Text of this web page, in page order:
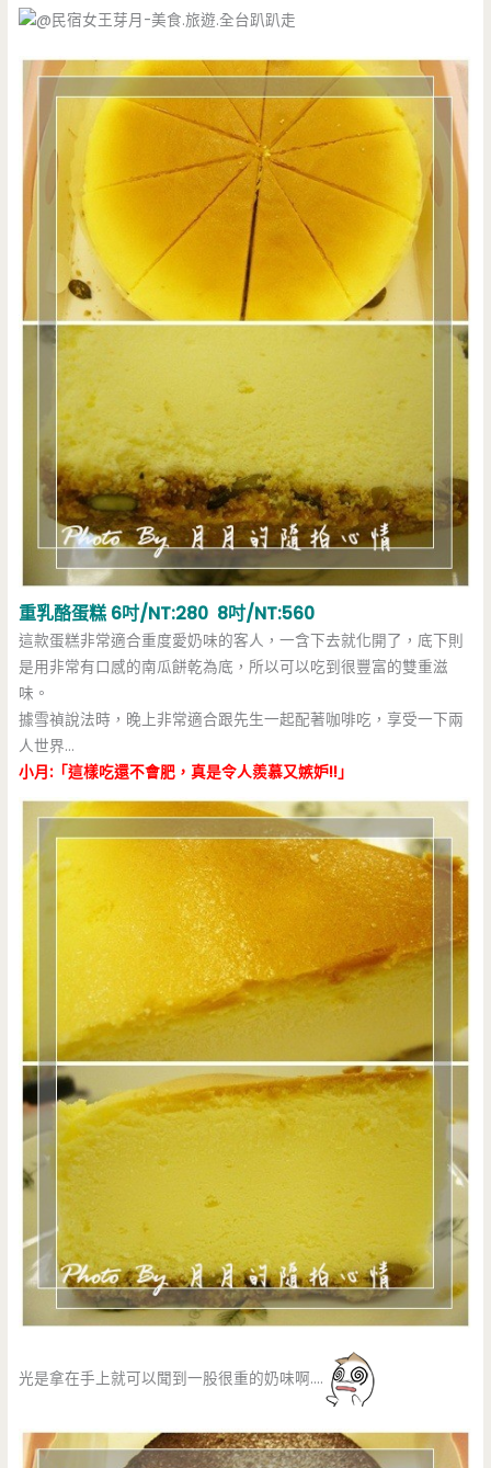
重乳酪蛋糕 6吋/NT:280 8吋/NT:560
這款蛋糕非常適合重度愛奶味的客人，一含下去就化開了，底下則
是用非常有口感的南瓜餅乾為底，所以可以吃到很豐富的雙重滋
味。
據雪禎說法時，晚上非常適合跟先生一起配著咖啡吃，享受一下兩
人世界…
小月:「這樣吃還不會肥，真是令人羨慕又嫉妒!!」
光是拿在手上就可以聞到一股很重的奶味啊….